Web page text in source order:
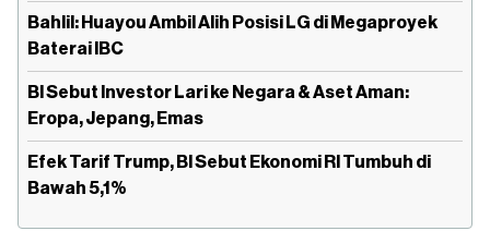
Bahlil: Huayou Ambil Alih Posisi LG di Megaproyek
Baterai IBC
BI Sebut Investor Lari ke Negara & Aset Aman:
Eropa, Jepang, Emas
Efek Tarif Trump, BI Sebut Ekonomi RI Tumbuh di
Bawah 5,1%